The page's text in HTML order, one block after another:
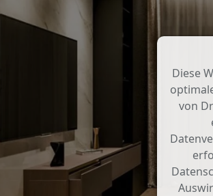
Diese
von